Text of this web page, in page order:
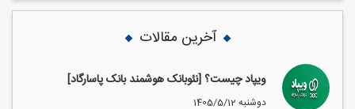
آخرین مقالات
ویپاد چیست؟ [نئوبانک هوشمند بانک پاسارگاد]
1405/5/12 دوشنبه